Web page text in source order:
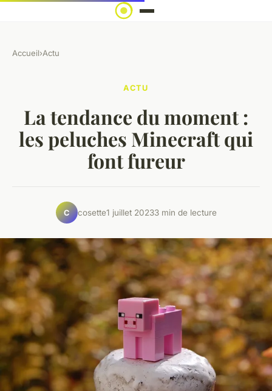
Accueil›Actu
ACTU
La tendance du moment :
les peluches Minecraft qui
font fureur
C cosette1 juillet 20233 min de lecture